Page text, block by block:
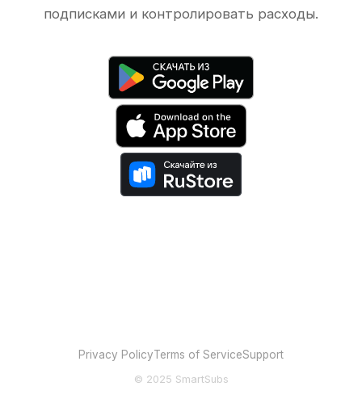
подписками и контролировать расходы.
Privacy PolicyTerms of ServiceSupport
© 2025 SmartSubs